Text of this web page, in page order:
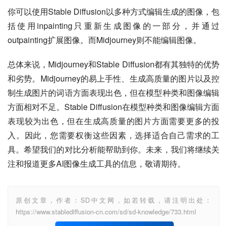
你可以使用Stable Diffusion以多种方式编辑生成的图像，包
括使用inpainting只重新生成图像的一部分，并通过
outpainting扩展图像。而Midjourney则不能编辑图像。
总体来说，Midjourney和Stable Diffusion都有其独特的优势
和劣势。Midjourney的易上手性、生成高质量的图片以及控
制生成图片的词语方面表现出色，但在模型种类和图像编辑
方面相对不足。Stable Diffusion在模型种类和图像编辑方面
表现较为出色，但在生成高质量的图片方面需要更多的投
入。因此，您需要权衡这些因素，选择适合自己需求的工
具。希望我们的对比分析能帮助到你。未来，我们将继续关
注和报道更多AI图像生成工具的信息，敬请期待。
原创文章，作者：SD中文网，如若转载，请注明出处：
https://www.stablediffusion-cn.com/sd/sd-knowledge/733.html